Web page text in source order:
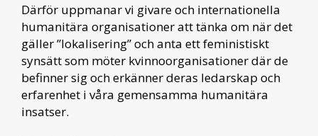
Därför uppmanar vi givare och internationella
humanitära organisationer att tänka om när det
gäller ”lokalisering” och anta ett feministiskt
synsätt som möter kvinnoorganisationer där de
befinner sig och erkänner deras ledarskap och
erfarenhet i våra gemensamma humanitära
insatser.